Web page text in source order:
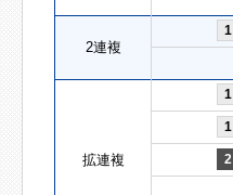
2連複
1
拡連複
1
1
2